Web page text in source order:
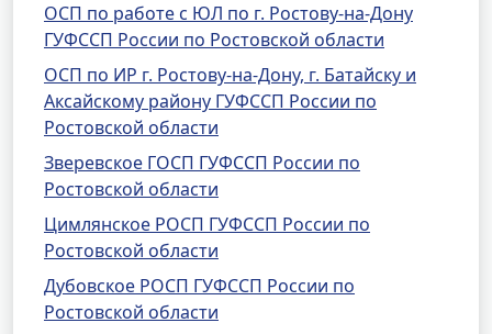
ОСП по работе с ЮЛ по г. Ростову-на-Дону
ГУФССП России по Ростовской области
ОСП по ИР г. Ростову-на-Дону, г. Батайску и
Аксайскому району ГУФССП России по
Ростовской области
Зверевское ГОСП ГУФССП России по
Ростовской области
Цимлянское РОСП ГУФССП России по
Ростовской области
Дубовское РОСП ГУФССП России по
Ростовской области